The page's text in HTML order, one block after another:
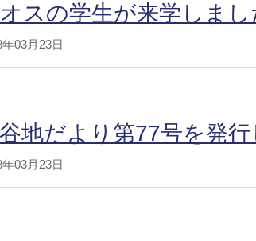
スの学生が来学しま
年03月23日
地だより第77号を発
03月23日